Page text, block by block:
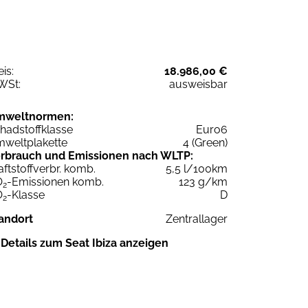
18.986,00 €
ausweisbar
Euro6
4 (Green)
und Emissionen nach WLTP:
komb.
5,5 l/100km
2-Emissionen komb.
123 g/km
2-Klasse
D
Zentrallager
zum Seat Ibiza anzeigen